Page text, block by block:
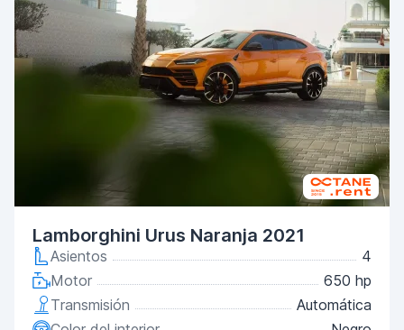
Lamborghini Urus Naranja 2021
Asientos
4
Motor
650 hp
Transmisión
Automática